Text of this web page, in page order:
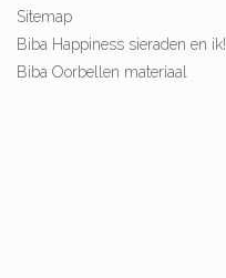
Sitemap
Biba Happiness sieraden en ik!
Biba Oorbellen materiaal